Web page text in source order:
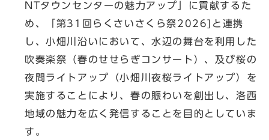
NTタウンセンターの魅力アップ」に貢献するた
め、「第31回らくさいさくら祭2026]と連携
し、小畑川沿いにおいて、水辺の舞台を利用した
吹奏楽祭（春のせせらぎコンサート）、及び桜の
夜間ライトアップ（小畑川夜桜ライトアップ）を
実施することにより、春の賑わいを創出し、洛西
地域の魅力を広く発信することを目的としていま
す。